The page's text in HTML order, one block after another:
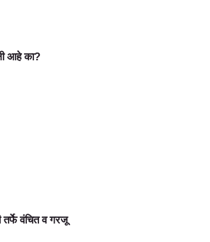
आहे का?
तर्फे वंचित व गरजू